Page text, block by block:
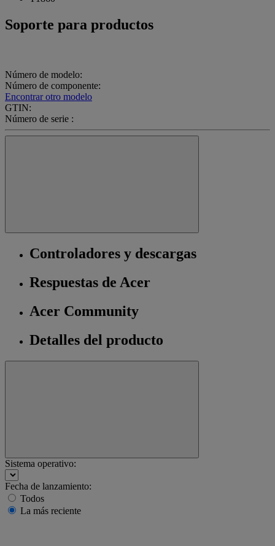
Soporte para productos
Número de modelo:
Número de componente:
Encontrar otro modelo
GTIN:
Número de serie :
Controladores y descargas
Respuestas de Acer
Acer Community
Detalles del producto
Sistema operativo:
Fecha de lanzamiento:
Todos
La más reciente